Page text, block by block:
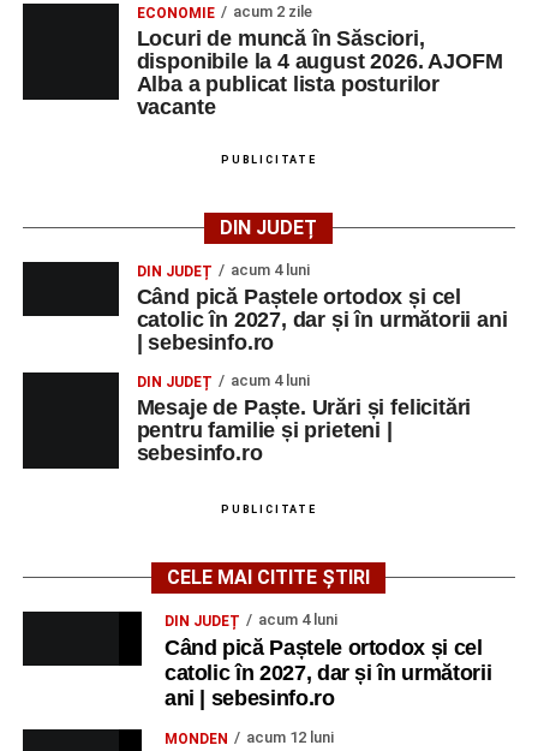
ECONOMIE acum 2 zile
Locuri de muncă în Săsciori,
disponibile la 4 august 2026. AJOFM
Alba a publicat lista posturilor
vacante
PUBLICITATE
DIN JUDEȚ
DIN JUDEȚ acum 4 luni
Când pică Paștele ortodox și cel
catolic în 2027, dar și în următorii ani
| sebesinfo.ro
DIN JUDEȚ acum 4 luni
Mesaje de Paște. Urări și felicitări
pentru familie și prieteni |
sebesinfo.ro
PUBLICITATE
CELE MAI CITITE ȘTIRI
DIN JUDEȚ acum 4 luni
Când pică Paștele ortodox și cel
catolic în 2027, dar și în următorii
ani | sebesinfo.ro
MONDEN acum 12 luni